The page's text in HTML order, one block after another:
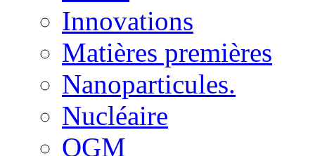
Innovations
Matières premières
Nanoparticules.
Nucléaire
OGM